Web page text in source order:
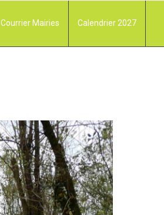
Courrier Mairies Calendrier 2027